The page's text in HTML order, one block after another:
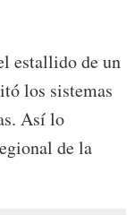
estallido de un
los sistemas
Así lo
de la